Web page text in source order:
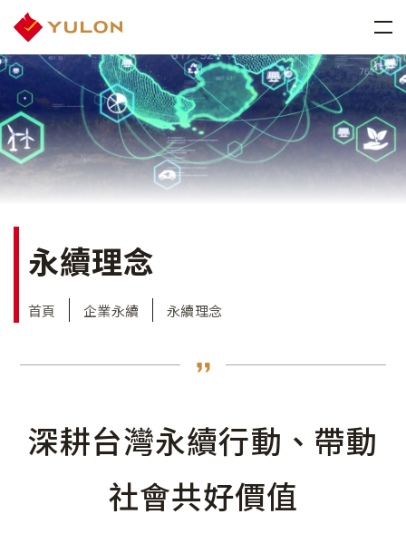
永續理念
首頁 企業永續 永續理念
深耕台灣永續行動、帶動
社會共好價值